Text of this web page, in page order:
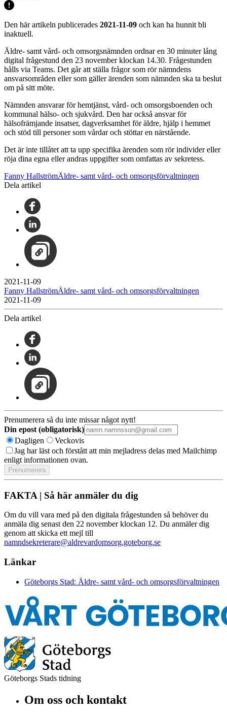
Den här artikeln publicerades 2021-11-09 och kan ha hunnit bli
inaktuell.
Äldre- samt vård- och omsorgsnämnden ordnar en 30 minuter lång
digital frågestund den 23 november klockan 14.30. Frågestunden
hålls via Teams. Det går att ställa frågor som rör nämndens
ansvarsområden eller som gäller ärenden som nämnden ska ta beslut
om på sitt möte.
Nämnden ansvarar för hemtjänst, vård- och omsorgsboenden och
kommunal hälso- och sjukvård. Den har också ansvar för
hälsofrämjande insatser, dagverksamhet för äldre, hjälp i hemmet
och stöd till personer som vårdar och stöttar en närstående.
Det är inte tillåtet att ta upp specifika ärenden som rör individer eller
röja dina egna eller andras uppgifter som omfattas av sekretess.
Fanny HallströmÄldre- samt vård- och omsorgsförvaltningen
Dela artikel
2021-11-09
Fanny HallströmÄldre- samt vård- och omsorgsförvaltningen
2021-11-09
Dela artikel
Prenumerera så du inte missar något nytt!
Din epost (obligatorisk)
Dagligen
Veckovis
Jag har läst och förstått att min mejladress delas med Mailchimp
enligt informationen ovan.
FAKTA | Så här anmäler du dig
Om du vill vara med på den digitala frågestunden så behöver du
anmäla dig senast den 22 november klockan 12. Du anmäler dig
genom att skicka ett mejl till
namndsekreterare@aldrevardomsorg.goteborg.se
Länkar
Göteborgs Stad: Äldre- samt vård- och omsorgsförvaltningen
Göteborgs Stads tidning
Om oss och kontakt